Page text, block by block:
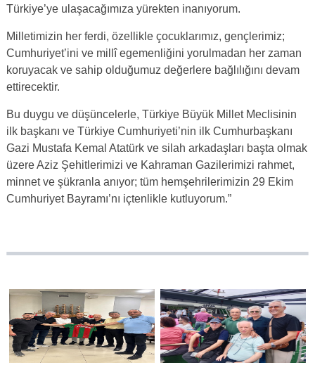
Türkiye’ye ulaşacağımıza yürekten inanıyorum.
Milletimizin her ferdi, özellikle çocuklarımız, gençlerimiz;
Cumhuriyet’ini ve millî egemenliğini yorulmadan her zaman
koruyacak ve sahip olduğumuz değerlere bağlılığını devam
ettirecektir.
Bu duygu ve düşüncelerle, Türkiye Büyük Millet Meclisinin
ilk başkanı ve Türkiye Cumhuriyeti’nin ilk Cumhurbaşkanı
Gazi Mustafa Kemal Atatürk ve silah arkadaşları başta olmak
üzere Aziz Şehitlerimizi ve Kahraman Gazilerimizi rahmet,
minnet ve şükranla anıyor; tüm hemşehrilerimizin 29 Ekim
Cumhuriyet Bayramı’nı içtenlikle kutluyorum.”